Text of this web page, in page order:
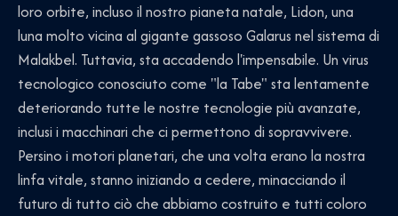
loro orbite, incluso il nostro pianeta natale, Lidon, una
luna molto vicina al gigante gassoso Galarus nel sistema di
Malakbel. Tuttavia, sta accadendo l'impensabile. Un virus
tecnologico conosciuto come "la Tabe" sta lentamente
deteriorando tutte le nostre tecnologie più avanzate,
inclusi i macchinari che ci permettono di sopravvivere.
Persino i motori planetari, che una volta erano la nostra
linfa vitale, stanno iniziando a cedere, minacciando il
futuro di tutto ciò che abbiamo costruito e tutti coloro